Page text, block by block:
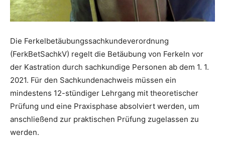
Die Ferkelbetäubungssachkundeverordnung
(FerkBetSachkV) regelt die Betäubung von Ferkeln vor
der Kastration durch sachkundige Personen ab dem 1. 1.
2021. Für den Sachkundenachweis müssen ein
mindestens 12-stündiger Lehrgang mit theoretischer
Prüfung und eine Praxisphase absolviert werden, um
anschließend zur praktischen Prüfung zugelassen zu
werden.